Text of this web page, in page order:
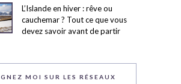
L’Islande en hiver : rêve ou
cauchemar ? Tout ce que vous
devez savoir avant de partir
MOI SUR LES RÉSEAUX